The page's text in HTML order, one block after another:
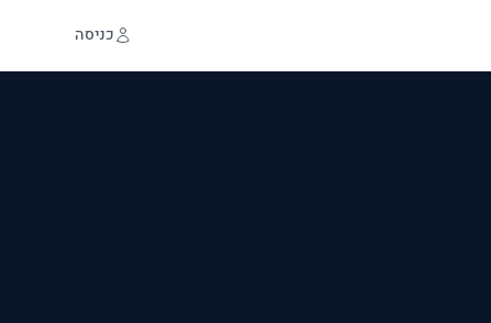
כניסה